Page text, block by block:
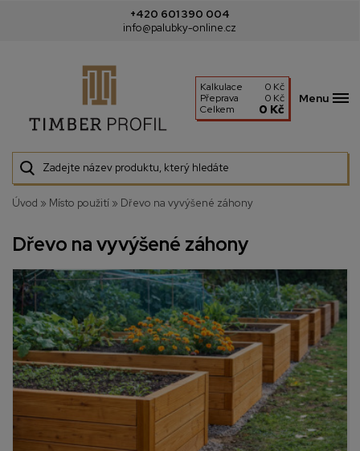
+420 601 390 004
info@palubky-online.cz
Kalkulace
0 Kč
Přeprava
0 Kč
Celkem
0 Kč
Menu
Úvod » Místo použití » Dřevo na vyvýšené záhony
Dřevo na vyvýšené záhony